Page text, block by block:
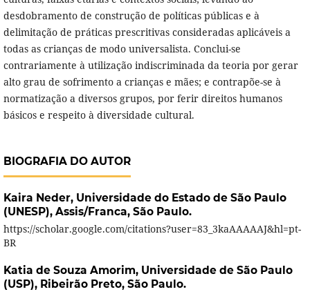
desdobramento de construção de políticas públicas e à
delimitação de práticas prescritivas consideradas aplicáveis a
todas as crianças de modo universalista. Conclui-se
contrariamente à utilização indiscriminada da teoria por gerar
alto grau de sofrimento a crianças e mães; e contrapõe-se à
normatização a diversos grupos, por ferir direitos humanos
básicos e respeito à diversidade cultural.
BIOGRAFIA DO AUTOR
Kaira Neder, Universidade do Estado de São Paulo
(UNESP), Assis/Franca, São Paulo.
https://scholar.google.com/citations?user=83_3kaAAAAAJ&hl=pt-
BR
Katia de Souza Amorim, Universidade de São Paulo
(USP), Ribeirão Preto, São Paulo.